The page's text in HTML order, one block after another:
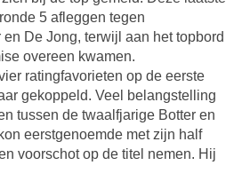
5 afleggen tegen
De Jong, terwijl aan het topbord
overeen kwamen.
ratingfavorieten op de eerste
gekoppeld. Veel belangstelling
tussen de twaalfjarige Botter en
eerstgenoemde met zijn half
voorschot op de titel nemen. Hij